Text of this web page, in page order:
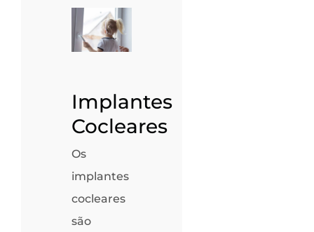
Implantes
Cocleares
Os
implantes
cocleares
são